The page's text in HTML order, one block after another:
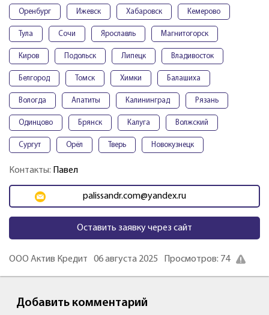
Оренбург Ижевск Хабаровск Кемерово
Тула Сочи Ярославль Магнитогорск
Киров Подольск Липецк Владивосток
Белгород Томск Химки Балашиха
Вологда Апатиты Калининград Рязань
Одинцово Брянск Калуга Волжский
Сургут Орёл Тверь Новокузнецк
Контакты: Павел
palissandr.com@yandex.ru
Оставить заявку через сайт
ООО Актив Кредит 06 августа 2025 Просмотров: 74
Добавить комментарий